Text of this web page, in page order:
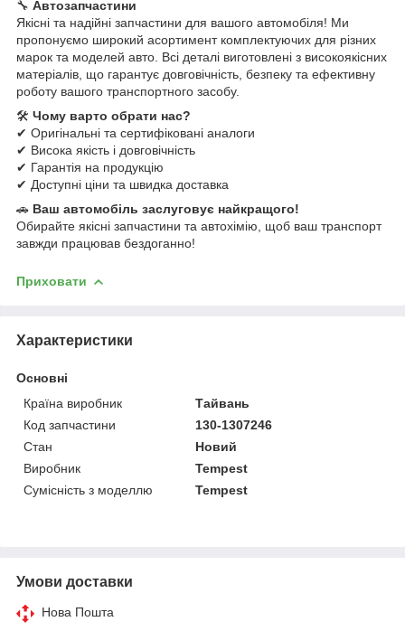
🔧 Автозапчастини
Якісні та надійні запчастини для вашого автомобіля! Ми
пропонуємо широкий асортимент комплектуючих для різних
марок та моделей авто. Всі деталі виготовлені з високоякісних
матеріалів, що гарантує довговічність, безпеку та ефективну
роботу вашого транспортного засобу.
🛠 Чому варто обрати нас?
✔ Оригінальні та сертифіковані аналоги
✔ Висока якість і довговічність
✔ Гарантія на продукцію
✔ Доступні ціни та швидка доставка
🚗 Ваш автомобіль заслуговує найкращого!
Обирайте якісні запчастини та автохімію, щоб ваш транспорт
завжди працював бездоганно!
Приховати
Характеристики
Основні
Країна виробник
Тайвань
Код запчастини
130-1307246
Стан
Новий
Виробник
Tempest
Сумісність з моделлю
Tempest
Умови доставки
Нова Пошта